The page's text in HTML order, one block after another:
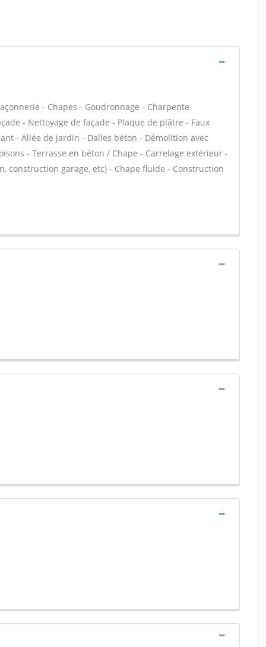
- Chapes - Goudronnage - Charpente
- Nettoyage de façade - Plaque de plâtre - Faux
- Allée de jardin - Dalles béton - Démolition avec
- Terrasse en béton / Chape - Carrelage extérieur -
construction garage, etc) - Chape fluide - Construction